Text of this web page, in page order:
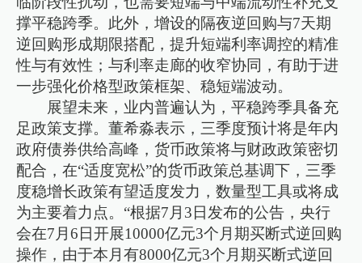
撑平稳跨季。此外，增设的隔夜逆回购与7天期
逆回购形成期限搭配，提升短端利率调控的精准
性与有效性；与利率走廊的收窄协同，有助于进
一步强化价格型政策框架、稳短端波动。
展望未来，业内普遍认为，平稳跨季具备充
足政策支撑。董希淼表示，三季度预计将是年内
政府债券供给高峰，货币政策将与财政政策密切
配合，在“适度宽松”的货币政策总基调下，三季
度稳增长政策有望适度发力，数量型工具或将成
为主要着力点。“根据7月3日发布的公告，央行
会在7月6日开展10000亿元3个月期买断式逆回购
操作，由于本月有8000亿元3个月期买断式逆回